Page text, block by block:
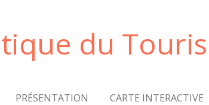
du
PRÉSENTATION CARTE INTERACTIVE